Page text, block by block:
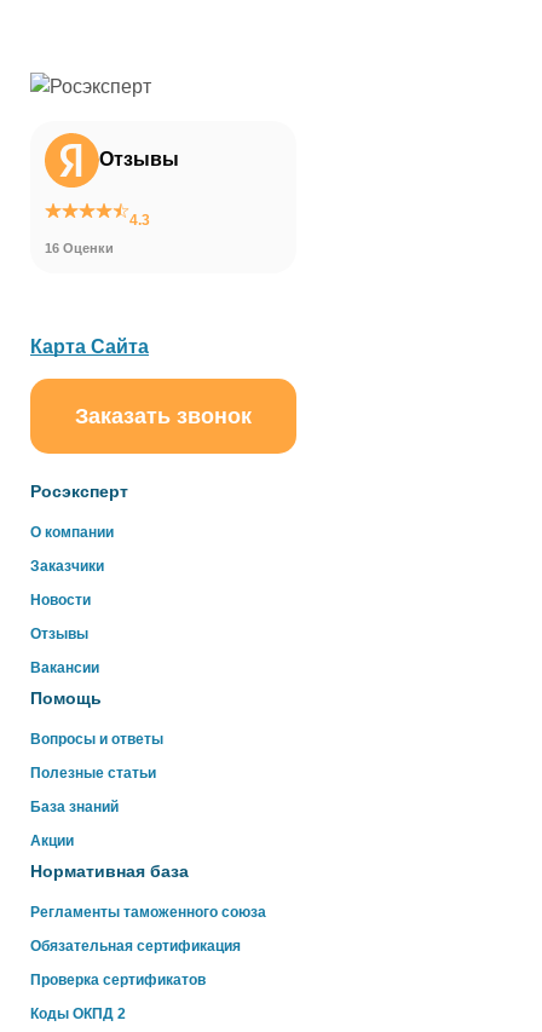
Отзывы
4.3
16 Оценки
Росэксперт
О компании
Заказчики
Новости
Отзывы
Вакансии
Помощь
Вопросы и ответы
Полезные статьи
База знаний
Акции
Нормативная база
Регламенты таможенного союза
Обязательная сертификация
Проверка сертификатов
Коды ОКПД 2
Карта Сайта
Заказать звонок
online
Здравствуйте!
Свяжитесь с нами через WhatsApp нажав на кнопку
WhatsApp